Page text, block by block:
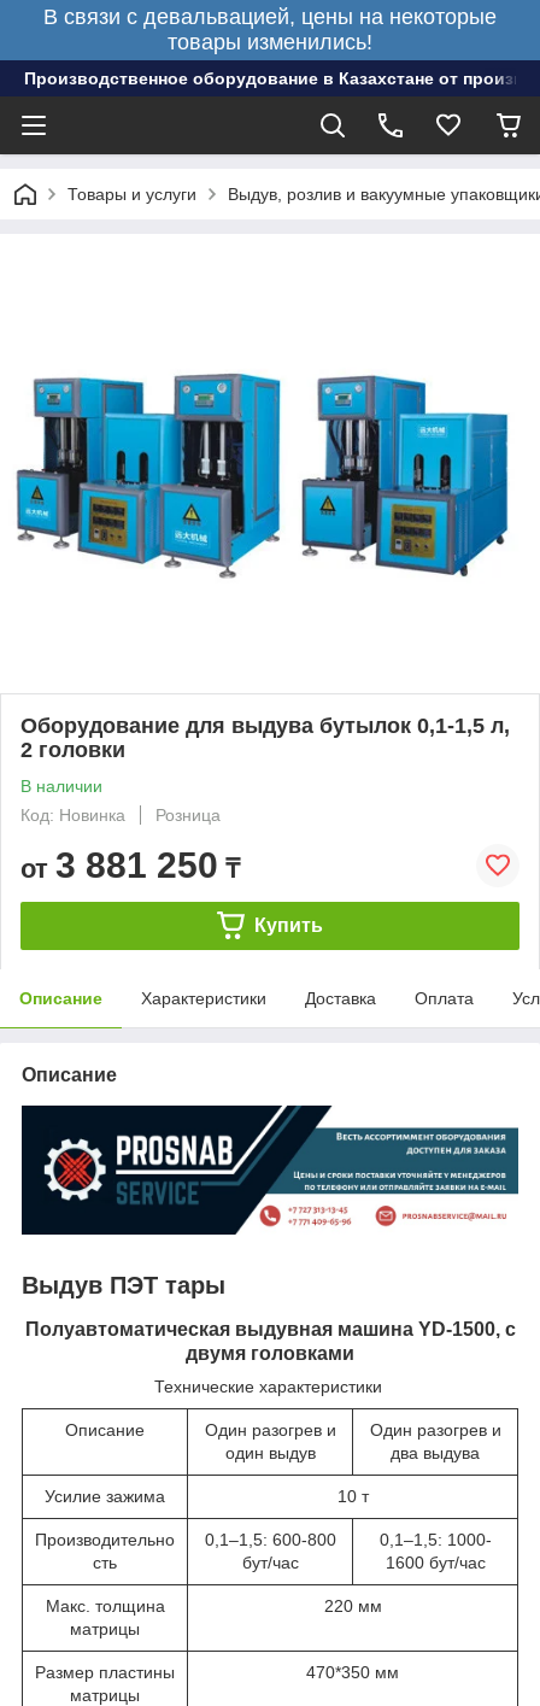
В связи с девальвацией, цены на некоторые
товары изменились!
Производственное оборудование в Казахстане от
Товары и услуги Выдув, розлив и вакуумные
Оборудование для выдува бутылок 0,1-1,5 л,
2 головки
В наличии
Код: Новинка
Розница
от 3 881 250 ₸
Купить
Описание Характеристики Доставка Оплата
Описание
Выдув ПЭТ тары
Полуавтоматическая выдувная машина YD-1500, с
двумя головками
Технические характеристики
Описание
Один разогрев и
один выдув
Один разогрев и
два выдува
Усилие зажима 10 т
Производительно
сть
0,1–1,5: 600-800
бут/час
0,1–1,5: 1000-
1600 бут/час
Макс. толщина
матрицы
220 мм
Размер пластины
матрицы
470*350 мм